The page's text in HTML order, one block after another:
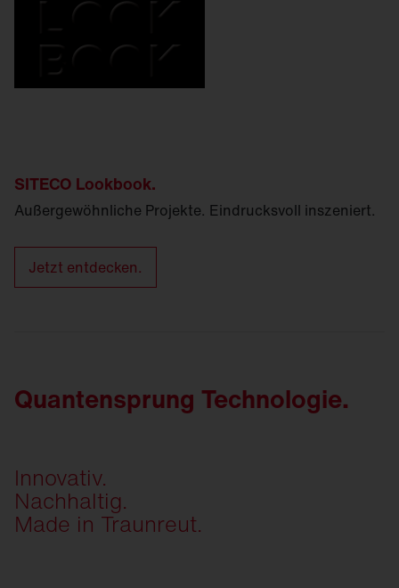
SITECO Lookbook.
Außergewöhnliche Projekte. Eindrucksvoll inszeniert.
Jetzt entdecken.
Quantensprung Technologie.
Innovativ.
Nachhaltig.
Made in Traunreut.